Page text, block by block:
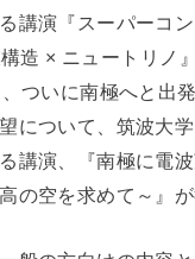
講演『スーパーコ
造 × ニュートリノ』
ついに南極へと出
について、筑波大
講演、『南極に電
の空を求めて～』が